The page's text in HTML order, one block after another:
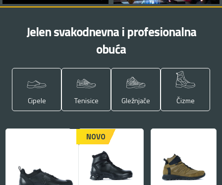
Jelen svakodnevna i profesionalna
obuća
Cipele Tenisice Gležnjače Čizme
NOVO